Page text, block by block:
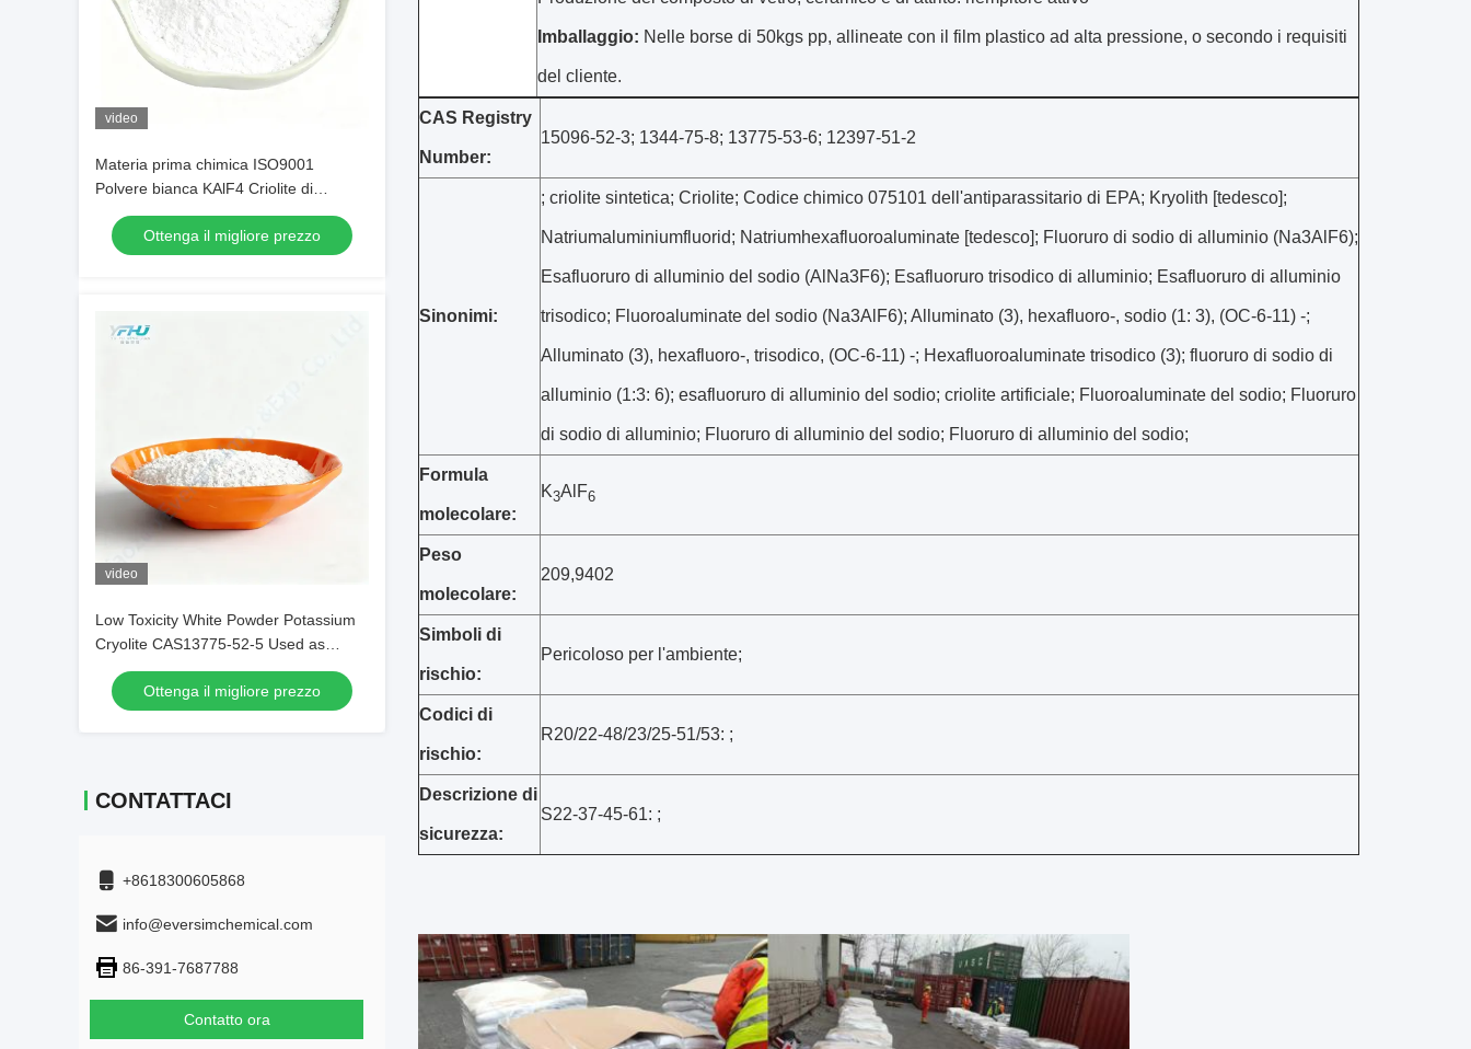
video
Materia prima chimica ISO9001
Polvere bianca KAlF4 Criolite di
potassio per l'ottimizzazione dei
rivestimenti metallici
Ottenga il migliore prezzo
video
Low Toxicity White Powder Potassium
Cryolite CAS13775-52-5 Used as
Brazing Fluxes for Copper
Ottenga il migliore prezzo
CONTATTACI
+8618300605868
info@eversimchemical.com
86-391-7687788
Contatto ora
Imballaggio: Nelle borse di 50kgs pp, allineate con il film plastico ad alta pressione, o secondo i requisiti
del cliente.
CAS Registry
Number:
15096-52-3; 1344-75-8; 13775-53-6; 12397-51-2
Sinonimi:
; criolite sintetica; Criolite; Codice chimico 075101 dell'antiparassitario di EPA; Kryolith [tedesco];
Natriumaluminiumfluorid; Natriumhexafluoroaluminate [tedesco]; Fluoruro di sodio di alluminio (Na3AlF6);
Esafluoruro di alluminio del sodio (AlNa3F6); Esafluoruro trisodico di alluminio; Esafluoruro di alluminio
trisodico; Fluoroaluminate del sodio (Na3AlF6); Alluminato (3), hexafluoro-, sodio (1: 3), (OC-6-11) -;
Alluminato (3), hexafluoro-, trisodico, (OC-6-11) -; Hexafluoroaluminate trisodico (3); fluoruro di sodio di
alluminio (1:3: 6); esafluoruro di alluminio del sodio; criolite artificiale; Fluoroaluminate del sodio; Fluoruro
di sodio di alluminio; Fluoruro di alluminio del sodio; Fluoruro di alluminio del sodio;
Formula
molecolare:
K3AlF6
Peso
molecolare:
209,9402
Simboli di
rischio:
Pericoloso per l'ambiente;
Codici di
rischio:
R20/22-48/23/25-51/53: ;
Descrizione di
sicurezza:
S22-37-45-61: ;